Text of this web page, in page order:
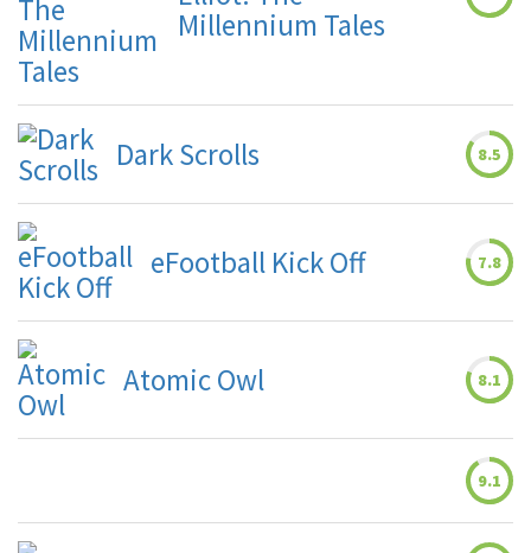
Millennium Tales
Dark Scrolls 8.5
eFootball Kick Off 7.8
Atomic Owl 8.1
9.1